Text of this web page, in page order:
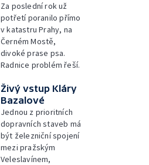
Za poslední rok už
potřetí poranilo přímo
v katastru Prahy, na
Černém Mostě,
divoké prase psa.
Radnice problém řeší.
Živý vstup Kláry
Bazalové
Jednou z prioritních
dopravních staveb má
být železniční spojení
mezi pražským
Veleslavínem,